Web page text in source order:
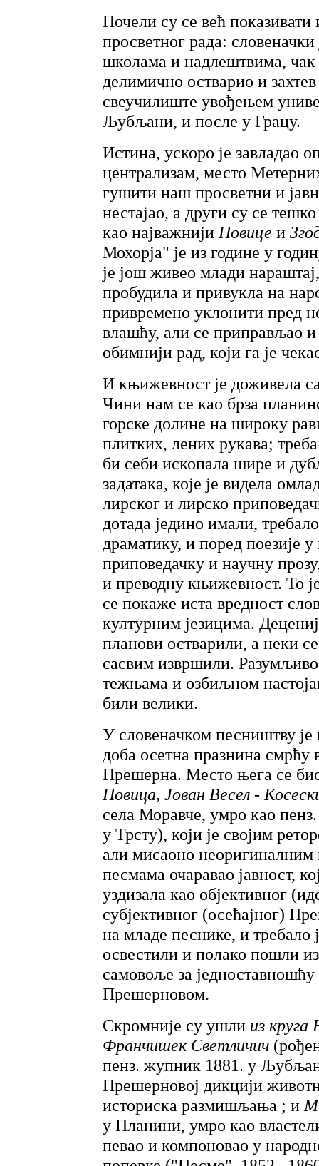
Почели су се већ
просветног рада:
школама и надлештвима, чак
делимично остварио и
свеучилиште увођењем
Љубљани, и после у Грацу.
Истина, ускоро је завладао
централизам, место
гушити наш просветни и
нестајао, а други су се
као најважнији Новице и
Мохорја" је из године у
је још живео млади
пробудила и привукла на
привремено уклонити пред
влашћу, али се приправљао
обимнији рад, који га је
И књижевност је доживела
Чини нам се као брза
горске долине на широку
плитких, лених рукава;
би себи ископала шире и
задатака, које је видела
лирског и лирско
дотада једино имали,
драматику, и поред поезије
приповедачку и научну
и преводну књижевност. То
се покаже иста вредност
културним језицима.
планови остварили, а неки
сасвим извршили.
тежњама и озбиљном
били велики.
У словеначком песништву је
доба осетна празнина смрћу
Прешерна. Место њега се
Новица, Јован Весел -
села Моравче, умро као
у Трсту), који је својим
али мисаоно неоригиналним
песмама очаравао јавност,
уздизала као објективног
субјективног (осећајног)
на младе песнике, и требало
освестили и полако пошли
самовоље за
Прешерновом.
Скромније су ушли из
Франчишек Светличич
пенз. жупник 1881. у
Прешерновој дикцији
историска размишљања ; и
у Планини, умро као
певао и компоновао у